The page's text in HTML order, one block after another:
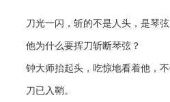
刀光一闪，斩的不是人头，是琴弦
他为什么要挥刀斩断琴弦？
钟大师抬起头，吃惊地看着他，不
刀已入鞘。